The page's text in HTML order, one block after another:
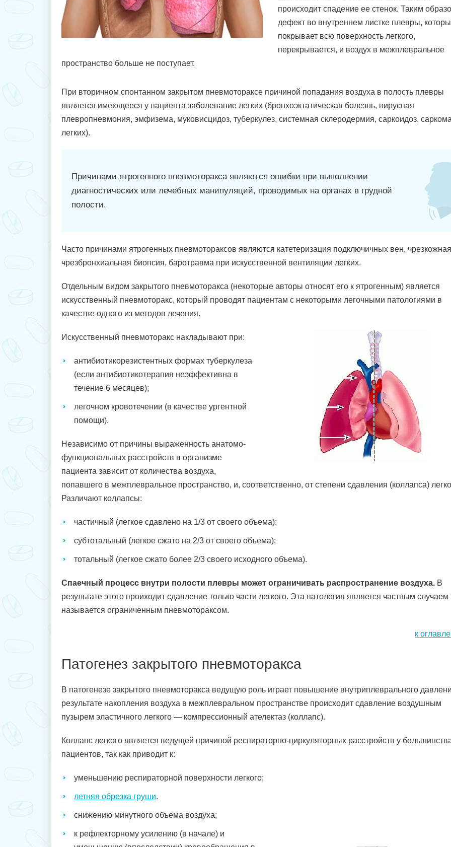
происходит спадение ее стенок. Таким
дефект во внутреннем листке плевры,
покрывает всю поверхность легкого,
перекрывается, и воздух в межплевральное
пространство больше не поступает.
При вторичном спонтанном закрытом пневмотораксе причиной попадания воздуха в полость плевры
является имеющееся у пациента заболевание легких (бронхоэктатическая болезнь, вирусная
плевропневмония, эмфизема, муковисцидоз, туберкулез, системная склеродермия, саркоидоз,
легких).
Причинами ятрогенного пневмоторакса являются ошибки при выполнении
диагностических или лечебных манипуляций, проводимых на органах в грудной
полости.
Часто причинами ятрогенных пневмотораксов являются катетеризация подключичных вен,
чрезбронхиальная биопсия, баротравма при искусственной вентиляции легких.
Отдельным видом закрытого пневмоторакса (некоторые авторы относят его к ятрогенным) является
искусственный пневмоторакс, который проводят пациентам с некоторыми легочными патологиями в
качестве одного из методов лечения.
Искусственный пневмоторакс накладывают при:
антибиотикорезистентных формах туберкулеза
(если антибиотикотерапия неэффективна в
течение 6 месяцев);
легочном кровотечении (в качестве ургентной
помощи).
Независимо от причины выраженность анатомо-
функциональных расстройств в организме
пациента зависит от количества воздуха,
попавшего в межплевральное пространство, и, соответственно, от степени сдавления (коллапса)
Различают коллапсы:
частичный (легкое сдавлено на 1/3 от своего объема);
субтотальный (легкое сжато на 2/3 от своего объема);
тотальный (легкое сжато более 2/3 своего исходного объема).
Спаечный процесс внутри полости плевры может ограничивать распространение воздуха. В
результате этого проиходит сдавление только части легкого. Эта патология является частным случаем
называется ограниченным пневмотораксом.
к
Патогенез закрытого пневмоторакса
В патогенезе закрытого пневмоторакса ведущую роль играет повышение внутриплеврального
результате накопления воздуха в межплевральном пространстве происходит сдавление воздушным
пузырем эластичного легкого — компрессионный ателектаз (коллапс).
Коллапс легкого является ведущей причиной респираторно-циркуляторных расстройств у
пациентов, так как приводит к:
уменьшению респираторной поверхности легкого;
летняя обрезка груши.
снижению минутного объема воздуха;
к рефлекторному усилению (в начале) и